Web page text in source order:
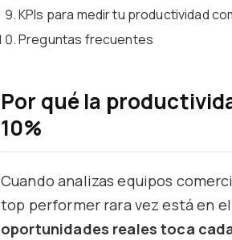
KPIs para medir tu productividad
Preguntas frecuentes
Por qué la
10%
Cuando analizas equipos
top performer rara vez está en
oportunidades reales toca